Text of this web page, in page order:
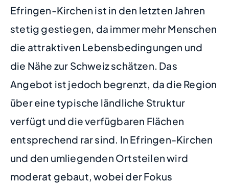
Efringen-Kirchen ist in den letzten Jahren
stetig gestiegen, da immer mehr Menschen
die attraktiven Lebensbedingungen und
die Nähe zur Schweiz schätzen. Das
Angebot ist jedoch begrenzt, da die Region
über eine typische ländliche Struktur
verfügt und die verfügbaren Flächen
entsprechend rar sind. In Efringen-Kirchen
und den umliegenden Ortsteilen wird
moderat gebaut, wobei der Fokus